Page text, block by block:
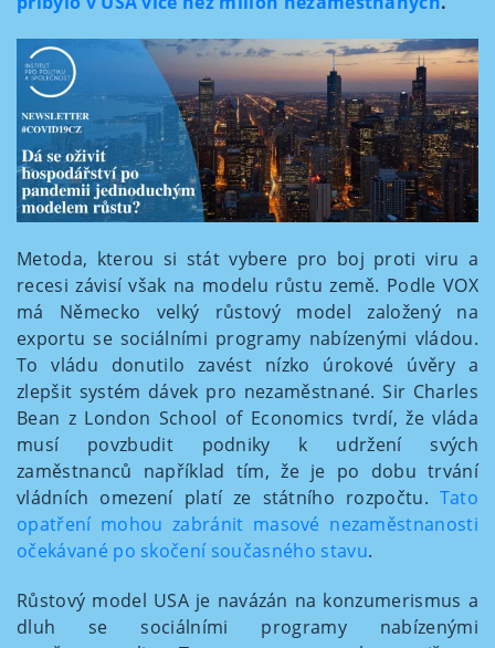
Metoda, kterou si stát vybere pro boj proti viru a
recesi závisí však na modelu růstu země. Podle VOX
má Německo velký růstový model založený na
exportu se sociálními programy nabízenými vládou.
To vládu donutilo zavést nízko úrokové úvěry a
zlepšit systém dávek pro nezaměstnané. Sir Charles
Bean z London School of Economics tvrdí, že vláda
musí povzbudit podniky k udržení svých
zaměstnanců například tím, že je po dobu trvání
vládních omezení platí ze státního rozpočtu. Tato
opatření mohou zabránit masové nezaměstnanosti
očekávané po skočení současného stavu.
Růstový model USA je navázán na konzumerismus a
dluh se sociálními programy nabízenými